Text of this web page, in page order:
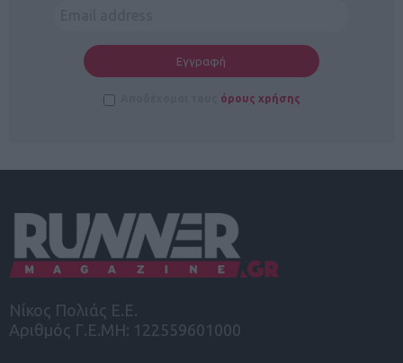
όρους χρήσης
Νίκος Πολιάς Ε.Ε.
Αριθμός Γ.Ε.ΜΗ: 122559601000